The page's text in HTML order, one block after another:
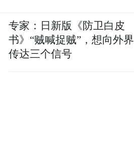
专家：日新版《防卫白皮
书》“贼喊捉贼”，想向外界
传达三个信号